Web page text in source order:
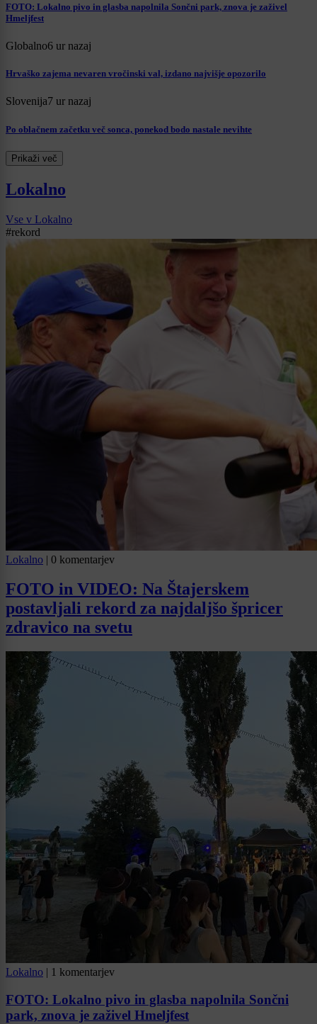
FOTO: Lokalno pivo in glasba napolnila Sončni park, znova je zaživel
Hmeljfest
Globalno6 ur nazaj
Hrvaško zajema nevaren vročinski val, izdano najvišje opozorilo
Slovenija7 ur nazaj
Po oblačnem začetku več sonca, ponekod bodo nastale nevihte
Prikaži več
Lokalno
Vse v Lokalno
#rekord
Lokalno | 0 komentarjev
FOTO in VIDEO: Na Štajerskem
postavljali rekord za najdaljšo špricer
zdravico na svetu
Lokalno | 1 komentarjev
FOTO: Lokalno pivo in glasba napolnila Sončni
park, znova je zaživel Hmeljfest